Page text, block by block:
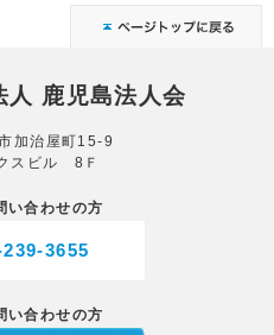
人 鹿児島法人会
加治屋町15-9
スビル 8Ｆ
い合わせの方
3655
い合わせの方